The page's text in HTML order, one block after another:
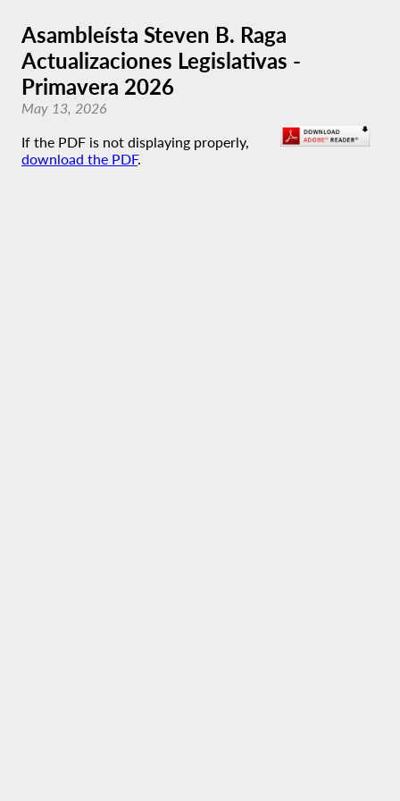
Asambleísta Steven B. Raga
Actualizaciones Legislativas -
Primavera 2026
May 13, 2026
If the PDF is not displaying properly,
download the PDF.